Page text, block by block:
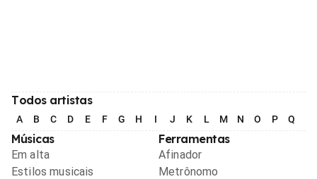
Todos artistas
A B C D E F G H I J K L M N O P Q
Músicas
Em alta
Estilos musicais
Ferramentas
Afinador
Metrônomo